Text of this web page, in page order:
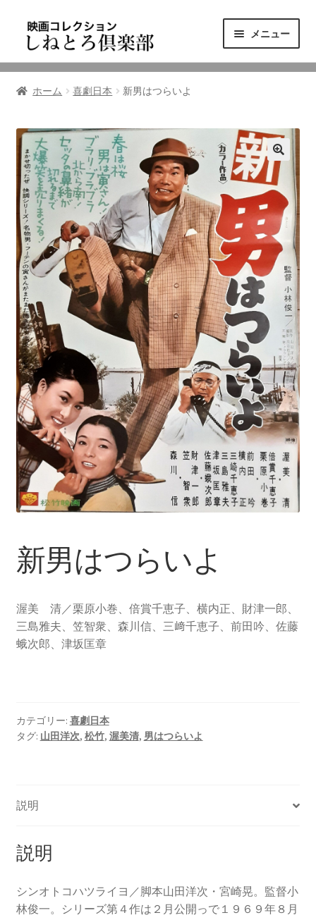
ゲ
シ
ン
へ
ス
キ
ッ
プ
テ
ツ
ス
キ
ッ
プ
メニュー
ニュース
東三河の映画館
しねとろ倶楽部について
リンクの旅
ホーム 喜劇日本 新男はつらいよ
新男はつらいよ
渥美 清／栗原小巻、倍賞千恵子、横内正、財津一郎、
三島雅夫、笠智衆、森川信、三﨑千恵子、前田吟、佐藤
蛾次郎、津坂匡章
カテゴリー: 喜劇日本
タグ: 山田洋次, 松竹, 渥美清, 男はつらいよ
説明
説明
シンオトコハツライヨ／脚本山田洋次・宮崎晃。監督小
林俊一。シリーズ第４作は２月公開っで１９６９年８月